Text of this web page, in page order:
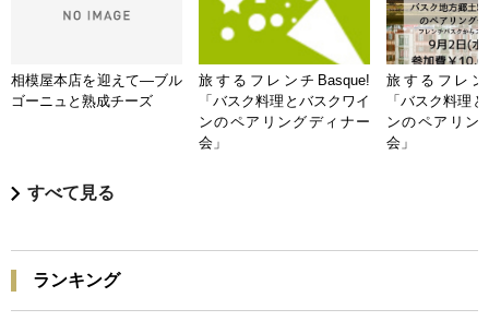
相模屋本店を迎えて―ブル
ゴーニュと熟成チーズ
旅するフレンチBasque!
「バスク料理とバスクワイ
ンのペアリングディナー
会」
旅するフレン
「バスク料理
ンのペアリン
会」
すべて見る
ランキング